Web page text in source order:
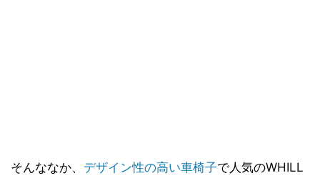
そんななか、 デザイン性の高い車椅子で人気のWHILL